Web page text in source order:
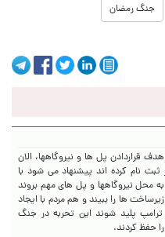
جنگ رمضان
قراردادن پل ها و نیروگاهها، الان
ثبت نام کرده اند پیشنهاد می شود با
محل نیروگاهها و پل های مهم بروند
ها را ببیند و هم مردم با ایجاد
پلید شوند این تحربه در جنگ
حفظ کردند.